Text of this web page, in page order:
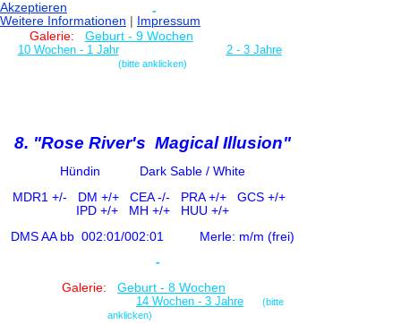
-
Galerie: Geburt - 9 Wochen
10 Wochen - 1 Jahr
2 - 3 Jahre
(bitte anklicken)
8. "Rose River's Magical Illusion"
Hündin
Dark Sable / White
MDR1 +/-
DM +/+ CEA -/-
PRA +/+ GCS +/+
IPD +/+MH +/+ HUU +/+
DMS AA bb002:01/002:01
Merle: m/m (frei)
-
Galerie: Geburt - 8 Wochen
14 Wochen - 3 Jahre (bitte
anklicken)
Akzeptieren
Weitere Informationen
Impressum